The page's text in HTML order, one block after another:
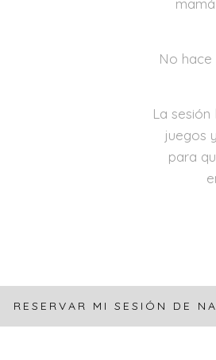
No
La
juegos
para
RESERVAR MI SESIÓN DE